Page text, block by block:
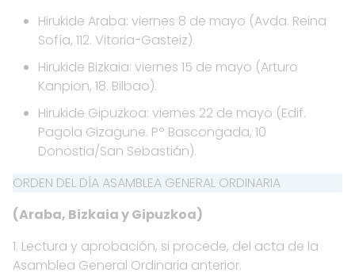
Hirukide Araba: viernes 8 de mayo (Avda. Reina
Sofía, 112. Vitoria-Gasteiz).
Hirukide Bizkaia: viernes 15 de mayo (Arturo
Kanpion, 18. Bilbao).
Hirukide Gipuzkoa: viernes 22 de mayo (Edif.
Pagola Gizagune. Pº Bascongada, 10
Donostia/San Sebastián).
ORDEN DEL DÍA ASAMBLEA GENERAL ORDINARIA
(Araba, Bizkaia y Gipuzkoa)
1. Lectura y aprobación, si procede, del acta de la
Asamblea General Ordinaria anterior.